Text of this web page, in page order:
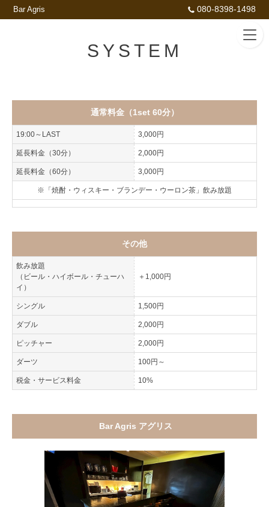
Bar Agris 080-8398-1498
SYSTEM
通常料金（1set 60分）
19:00～LAST 3,000円
延長料金（30分） 2,000円
延長料金（60分） 3,000円
※「焼酎・ウィスキー・ブランデー・ウーロン茶」飲み放題
その他
飲み放題
（ビール・ハイボール・チューハ
イ）
＋1,000円
シングル 1,500円
ダブル 2,000円
ピッチャー 2,000円
ダーツ 100円～
税金・サービス料金 10%
Bar Agris アグリス